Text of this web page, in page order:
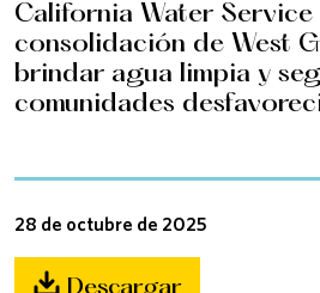
California Water Service
consolidación de West
brindar agua limpia y
comunidades
28 de octubre de 2025
Descargar